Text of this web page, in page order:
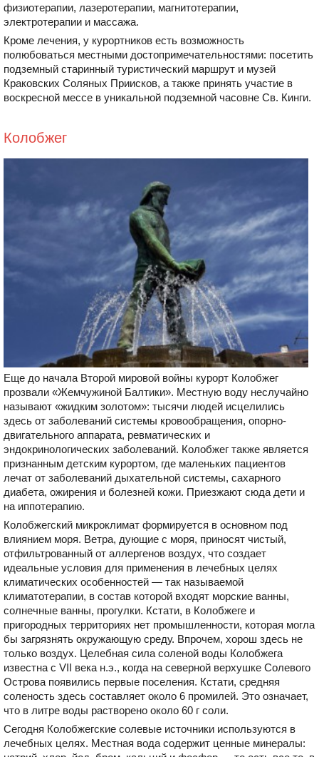
физиотерапии, лазеротерапии, магнитотерапии,
электротерапии и массажа.
Кроме лечения, у курортников есть возможность
полюбоваться местными достопримечательностями: посетить
подземный старинный туристический маршрут и музей
Краковских Соляных Приисков, а также принять участие в
воскресной мессе в уникальной подземной часовне Св. Кинги.
Колобжег
Еще до начала Второй мировой войны курорт Колобжег
прозвали «Жемчужиной Балтики». Местную воду неслучайно
называют «жидким золотом»: тысячи людей исцелились
здесь от заболеваний системы кровообращения, опорно-
двигательного аппарата, ревматических и
эндокринологических заболеваний. Колобжег также является
признанным детским курортом, где маленьких пациентов
лечат от заболеваний дыхательной системы, сахарного
диабета, ожирения и болезней кожи. Приезжают сюда дети и
на иппотерапию.
Колобжегский микроклимат формируется в основном под
влиянием моря. Ветра, дующие с моря, приносят чистый,
отфильтрованный от аллергенов воздух, что создает
идеальные условия для применения в лечебных целях
климатических особенностей — так называемой
климатотерапии, в состав которой входят морские ванны,
солнечные ванны, прогулки. Кстати, в Колобжеге и
пригородных территориях нет промышленности, которая могла
бы загрязнять окружающую среду. Впрочем, хорош здесь не
только воздух. Целебная сила соленой воды Колобжега
известна с VII века н.э., когда на северной верхушке Солевого
Острова появились первые поселения. Кстати, средняя
соленость здесь составляет около 6 промилей. Это означает,
что в литре воды растворено около 60 г соли.
Сегодня Колобжегские солевые источники используются в
лечебных целях. Местная вода содержит ценные минералы: